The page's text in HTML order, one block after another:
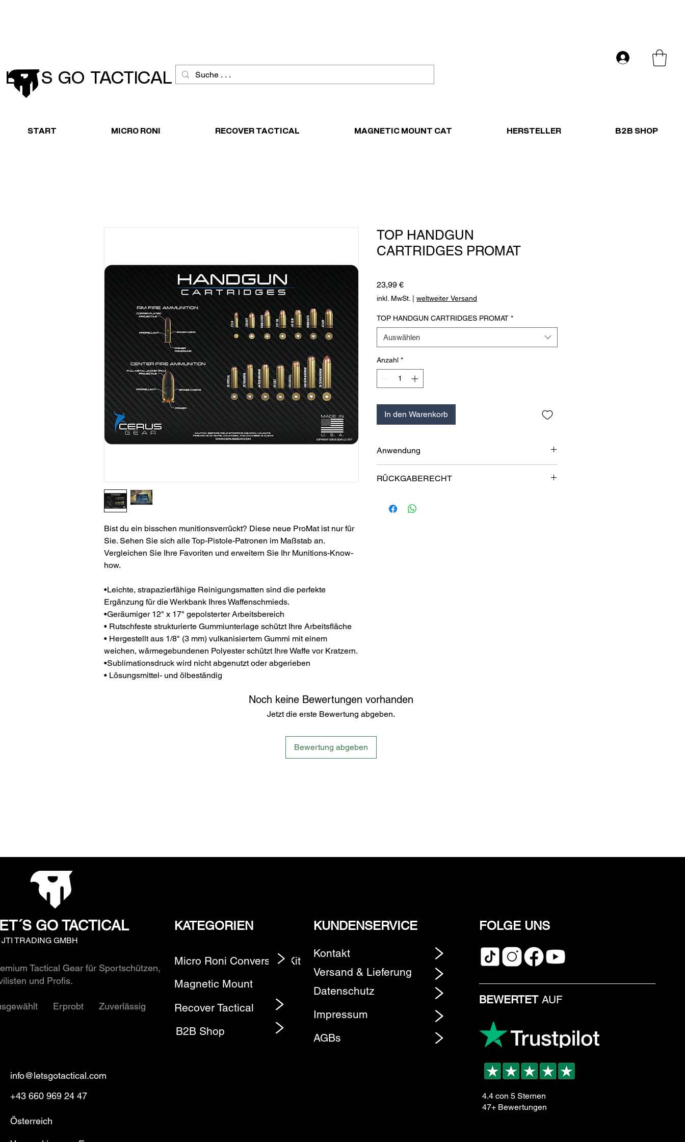
Anmelden
LET´S GO TACTICAL
START MICRO RONI RECOVER TACTICAL MAGNETIC MOUNT CAT HERSTELLER B2B SHOP
Bist du ein bisschen munitionsverrückt? Diese neue ProMat ist nur für
Sie. Sehen Sie sich alle Top-Pistole-Patronen im Maßstab an.
Vergleichen Sie Ihre Favoriten und erweitern Sie Ihr Munitions-Know-
how.
•Leichte, strapazierfähige Reinigungsmatten sind die perfekte
Ergänzung für die Werkbank Ihres Waffenschmieds.
•Geräumiger 12" x 17" gepolsterter Arbeitsbereich
• Rutschfeste strukturierte Gummiunterlage schützt Ihre Arbeitsfläche
• Hergestellt aus 1/8" (3 mm) vulkanisiertem Gummi mit einem
weichen, wärmegebundenen Polyester schützt Ihre Waffe vor Kratzern.
•Sublimationsdruck wird nicht abgenutzt oder abgerieben
• Lösungsmittel- und ölbeständig
TOP HANDGUN
CARTRIDGES PROMAT
23,99 €Preis
inkl. MwSt. weltweiter Versand
TOP HANDGUN CARTRIDGES PROMAT *
Auswählen
Anzahl *
In den Warenkorb
Anwendung
Aufrollbar für eine einfache und kompakte
andere Aufbewahrungsorte.
RÜCKGABERECHT
ProMats wurden von Schützen für Schützen entwickelt.
Noch keine Bewertungen vorhanden
Jetzt die erste Bewertung abgeben.
Bewertung abgeben
GO TACTICAL KATEGORIEN
TRADING GMBH
Tactical Gear für Sportschützen,
und Profis.
Erprobt Zuverlässig
Micro Roni Conversion Kit
Magnetic Mount
Recover Tactical
B2B Shop
info@letsgotactical.com
+43 660 969 24 47
Österreich
KUNDENSERVICE
Kontakt
Versand & Lieferung
Datenschutz
Impressum
AGBs
FOLGE UNS
BEWERTET AUF
4.4 con 5 Sternen
47+ Bewertungen
Element